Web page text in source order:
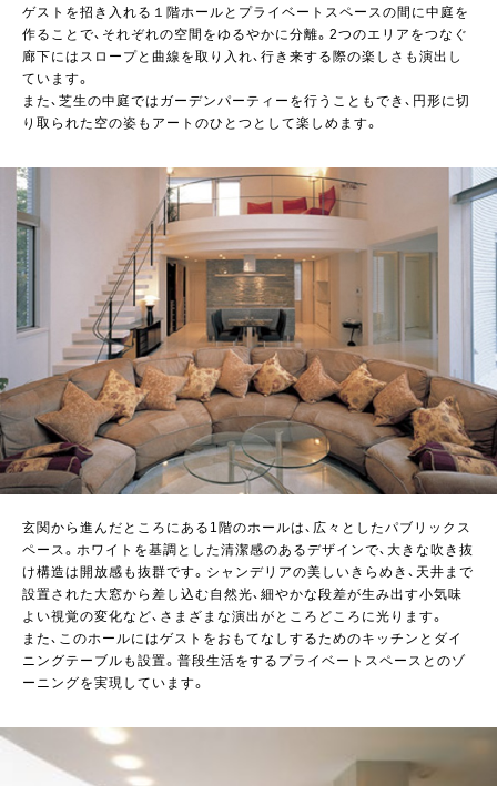
ゲストを招き入れる１階ホールとプライベートスペースの間に中庭を
作ることで、それぞれの空間をゆるやかに分離。2つのエリアをつなぐ
廊下にはスロープと曲線を取り入れ、行き来する際の楽しさも演出し
ています。
また、芝生の中庭ではガーデンパーティーを行うこともでき、円形に切
り取られた空の姿もアートのひとつとして楽しめます。
玄関から進んだところにある1階のホールは、広々としたパブリックス
ペース。ホワイトを基調とした清潔感のあるデザインで、大きな吹き抜
け構造は開放感も抜群です。シャンデリアの美しいきらめき、天井まで
設置された大窓から差し込む自然光、細やかな段差が生み出す小気味
よい視覚の変化など、さまざまな演出がところどころに光ります。
また、このホールにはゲストをおもてなしするためのキッチンとダイ
ニングテーブルも設置。普段生活をするプライベートスペースとのゾ
ーニングを実現しています。